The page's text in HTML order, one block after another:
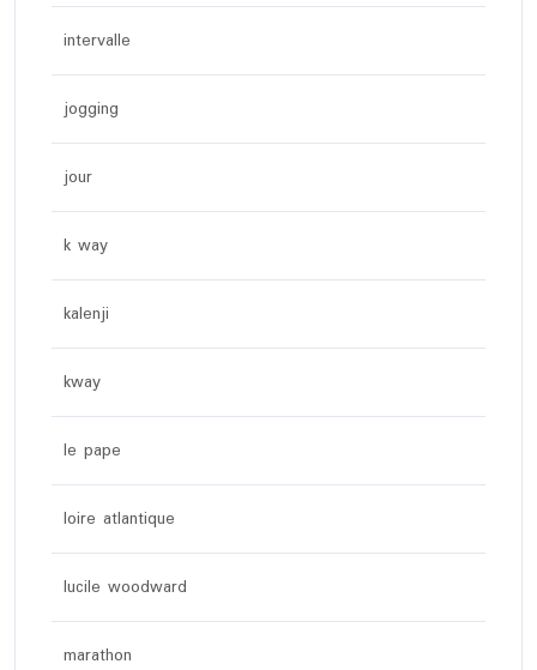
intervalle
jogging
jour
k way
kalenji
kway
le pape
loire atlantique
lucile woodward
marathon